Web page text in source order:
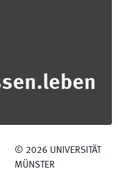
© 2026 UNIVERSITÄT
MÜNSTER